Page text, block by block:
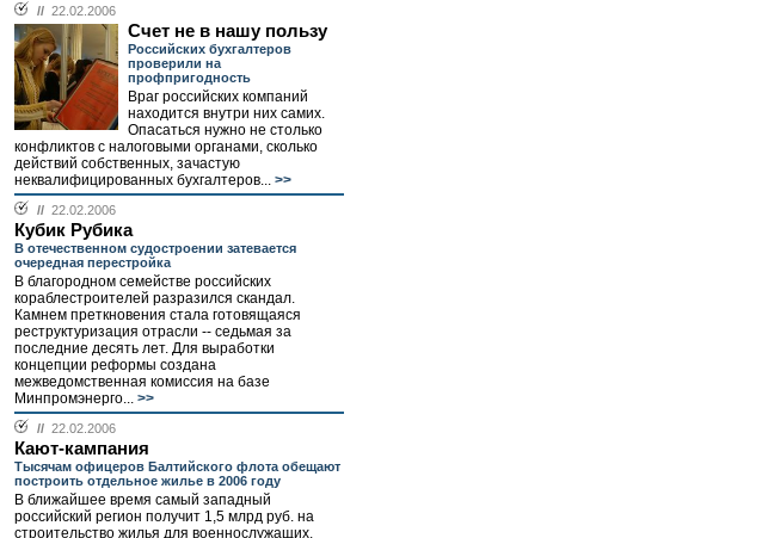
// 22.02.2006
Счет не в нашу пользу
Российских бухгалтеров
проверили на
профпригодность
Враг российских компаний
находится внутри них самих.
Опасаться нужно не столько
конфликтов с налоговыми органами, сколько
действий собственных, зачастую
неквалифицированных бухгалтеров... >>
// 22.02.2006
Кубик Рубика
В отечественном судостроении затевается
очередная перестройка
В благородном семействе российских
кораблестроителей разразился скандал.
Камнем преткновения стала готовящаяся
реструктуризация отрасли -- седьмая за
последние десять лет. Для выработки
концепции реформы создана
межведомственная комиссия на базе
Минпромэнерго... >>
// 22.02.2006
Кают-кампания
Тысячам офицеров Балтийского флота обещают
построить отдельное жилье в 2006 году
В ближайшее время самый западный
российский регион получит 1,5 млрд руб. на
строительство жилья для военнослужащих.